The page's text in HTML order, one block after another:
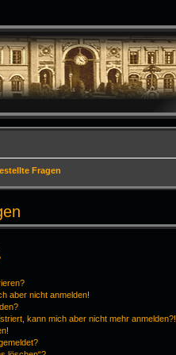
Fragen
aber nicht anmelden!
kann mich aber nicht mehr anmelden?!